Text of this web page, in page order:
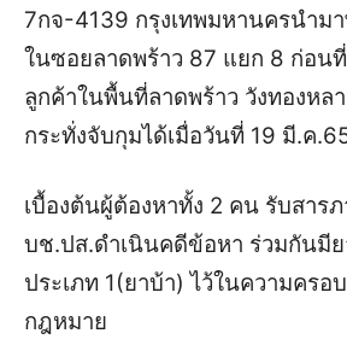
7กจ-4139 กรุงเทพมหานครนำม
ในซอยลาดพร้าว 87 แยก 8 ก่อน
ลูกค้าในพื้นที่ลาดพร้าว วังทองหล
กระทั่งจับกุมได้เมื่อวันที่ 19 มี.ค
เบื้องต้นผู้ต้องหาทั้ง 2 คน รับสารภ
บช.ปส.ดำเนินคดีข้อหา ร่วมกันมี
ประเภท 1(ยาบ้า)ไว้ในความครอ
กฎหมาย